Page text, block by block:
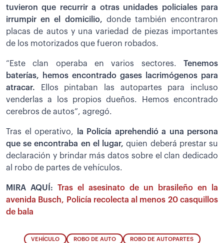
tuvieron que recurrir a otras unidades policiales para
irrumpir en el domicilio, donde también encontraron
placas de autos y una variedad de piezas importantes
de los motorizados que fueron robados.
“Este clan operaba en varios sectores. Tenemos
baterías, hemos encontrado gases lacrimógenos para
atracar.
Ellos pintaban las autopartes para incluso
venderlas a los propios dueños. Hemos encontrado
cerebros de autos”, agregó.
Tras el operativo, la Policía aprehendió a una persona
que se encontraba en el lugar,quien deberá prestar su
declaración y brindar más datos sobre el clan dedicado
al robo de partes de vehículos.
MIRA AQUÍ: Tras el asesinato de un brasileño en la
avenida Busch, Policía recolecta al menos 20 casquillos
de bala
VEHÍCULO ROBO DE AUTO ROBO DE AUTOPARTES